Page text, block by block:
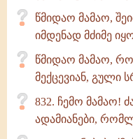
წმიდაო მამაო,
იმდენად მძიმე
წმიდაო მამაო,
მექცევიან, გული
832. ჩემო მამაო!
ადამიანები,